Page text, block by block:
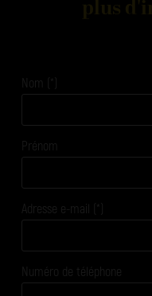
Nom (*)
Prénom
Adresse e-mail (*)
Numéro de téléphone